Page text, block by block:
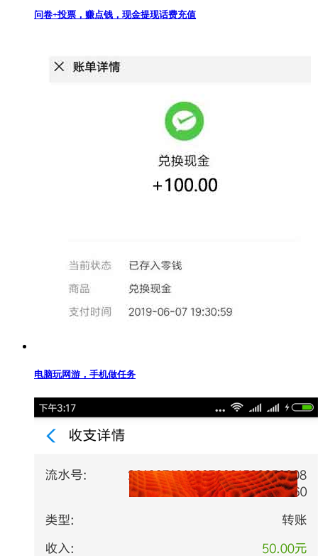
问卷+投票，赚点钱，现金提现话费充值
电脑玩网游，手机做任务